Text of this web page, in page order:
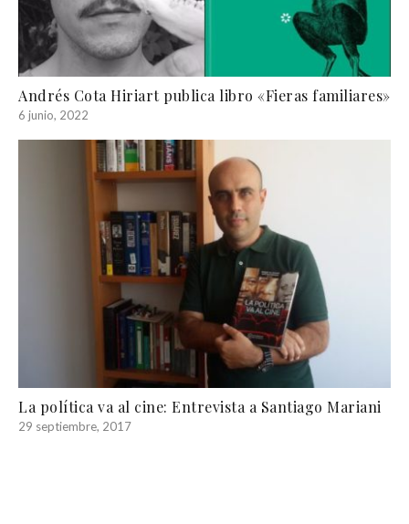
Andrés Cota Hiriart publica libro «Fieras familiares»
6 junio, 2022
La política va al cine: Entrevista a Santiago Mariani
29 septiembre, 2017